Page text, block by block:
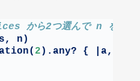
から2つ選んで n を作れ
n)
2